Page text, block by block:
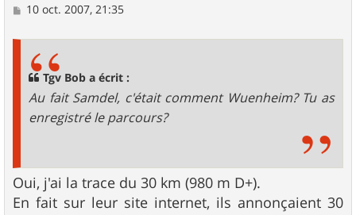
M10 oct. 2007, 21:35
Tgv Bob a écrit :
Au fait Samdel, c'était comment Wuenheim? Tu as
enregistré le parcours?
Oui, j'ai la trace du 30 km (980 m D+).
En fait sur leur site internet, ils annonçaient 30